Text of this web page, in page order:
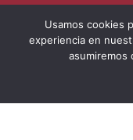
Usamos cookies
experiencia en
asumiremos